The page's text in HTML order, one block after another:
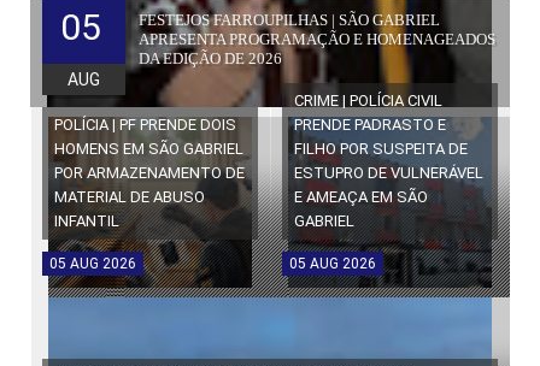
FESTEJOS FARROUPILHAS | SÃO GABRIEL
APRESENTA PROGRAMAÇÃO E HOMENAGEADOS
DA EDIÇÃO DE 2026
05
AUG
POLÍCIA | PF PRENDE DOIS
HOMENS EM SÃO GABRIEL
POR ARMAZENAMENTO DE
MATERIAL DE ABUSO
INFANTIL
05 AUG 2026
CRIME | POLÍCIA CIVIL
PRENDE PADRASTO E
FILHO POR SUSPEITA DE
ESTUPRO DE VULNERÁVEL
E AMEAÇA EM SÃO
GABRIEL
05 AUG 2026